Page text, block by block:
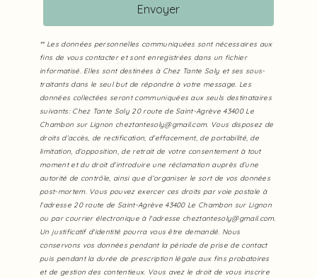
Envoyer
** Les données personnelles communiquées sont nécessaires aux
fins de vous contacter et sont enregistrées dans un fichier
informatisé. Elles sont destinées à Chez Tante Soly et ses sous-
traitants dans le seul but de répondre à votre message. Les
données collectées seront communiquées aux seuls destinataires
suivants: Chez Tante Soly 20 route de Saint-Agrève 43400 Le
Chambon sur Lignon cheztantesoly@gmail.com. Vous disposez de
droits d’accès, de rectification, d’effacement, de portabilité, de
limitation, d’opposition, de retrait de votre consentement à tout
moment et du droit d’introduire une réclamation auprès d’une
autorité de contrôle, ainsi que d’organiser le sort de vos données
post-mortem. Vous pouvez exercer ces droits par voie postale à
l'adresse 20 route de Saint-Agrève 43400 Le Chambon sur Lignon
ou par courrier électronique à l'adresse cheztantesoly@gmail.com.
Un justificatif d'identité pourra vous être demandé. Nous
conservons vos données pendant la période de prise de contact
puis pendant la durée de prescription légale aux fins probatoires
et de gestion des contentieux. Vous avez le droit de vous inscrire